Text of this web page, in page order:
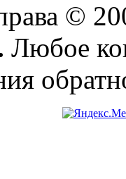
©
Любое